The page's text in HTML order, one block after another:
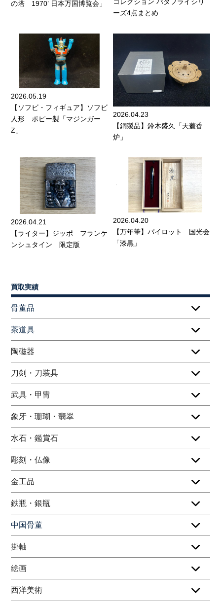
の塔 1970’ 日本万国博覧会」
ーズ4点まとめ
2026.05.19
【ソフビ・フィギュア】ソフビ
人形 ポピー製「マジンガー
Z」
2026.04.23
【銅製品】鈴木盛久「天蓋香
炉」
2026.04.21
【ライター】ジッポ フランケ
ンシュタイン 限定版
2026.04.20
【万年筆】パイロット 国光会
「漆黒」
買取実績
骨董品
茶道具
陶磁器
刀剣・刀装具
武具・甲冑
象牙・珊瑚・翡翠
水石・鑑賞石
彫刻・仏像
金工品
鉄瓶・銀瓶
中国骨董
掛軸
絵画
西洋美術